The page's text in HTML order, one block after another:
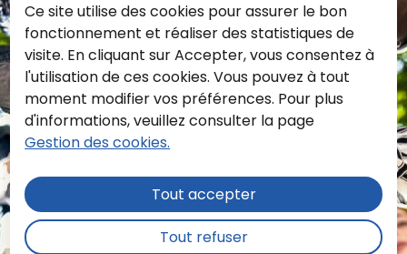
Ce site utilise des cookies pour assurer le bon
fonctionnement et réaliser des statistiques de
visite. En cliquant sur Accepter, vous consentez à
l'utilisation de ces cookies. Vous pouvez à tout
moment modifier vos préférences. Pour plus
d'informations, veuillez consulter la page
Gestion des cookies.
Tout accepter
Tout refuser